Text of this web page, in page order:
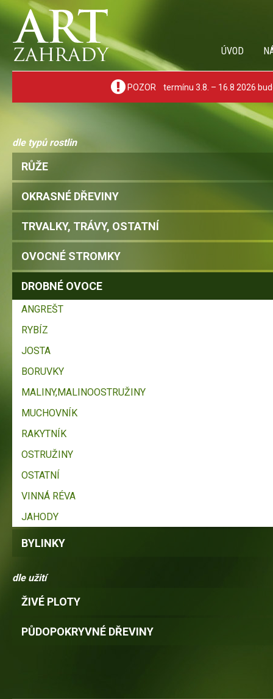
ÚVOD
POZOR termínu 3.8. – 16.8 2026
dle typů rostlin
RŮŽE
OKRASNÉ DŘEVINY
TRVALKY, TRÁVY, OSTATNÍ
OVOCNÉ STROMKY
DROBNÉ OVOCE
ANGREŠT
RYBÍZ
JOSTA
BORUVKY
MALINY,MALINOOSTRUŽINY
MUCHOVNÍK
RAKYTNÍK
OSTRUŽINY
OSTATNÍ
VINNÁ RÉVA
JAHODY
BYLINKY
dle užití
ŽIVÉ PLOTY
PŮDOPOKRYVNÉ DŘEVINY